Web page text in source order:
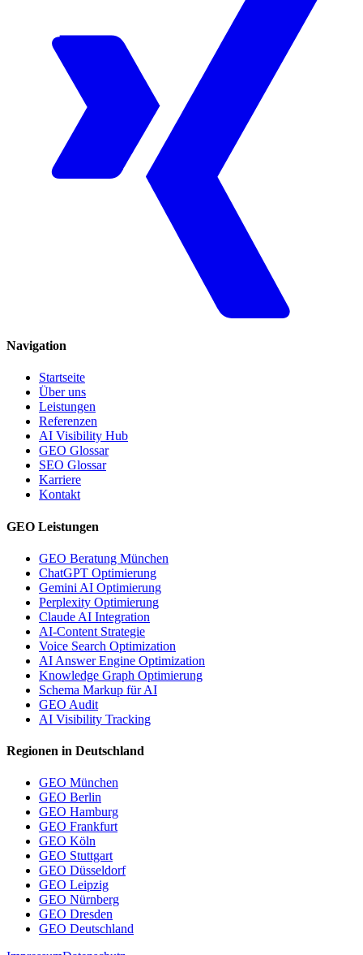
Navigation
Startseite
Über uns
Leistungen
Referenzen
AI Visibility Hub
GEO Glossar
SEO Glossar
Karriere
Kontakt
GEO Leistungen
GEO Beratung München
ChatGPT Optimierung
Gemini AI Optimierung
Perplexity Optimierung
Claude AI Integration
AI-Content Strategie
Voice Search Optimization
AI Answer Engine Optimization
Knowledge Graph Optimierung
Schema Markup für AI
GEO Audit
AI Visibility Tracking
Regionen in Deutschland
GEO München
GEO Berlin
GEO Hamburg
GEO Frankfurt
GEO Köln
GEO Stuttgart
GEO Düsseldorf
GEO Leipzig
GEO Nürnberg
GEO Dresden
GEO Deutschland